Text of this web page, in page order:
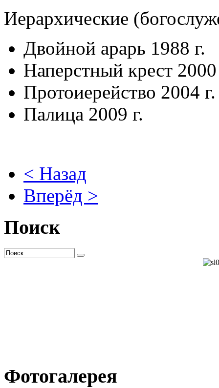
Иерархические
Двойной арарь 1988 г.
Наперстный крест 2000
Протоиерейство 2004 г.
Палица 2009 г.
< Назад
Вперёд >
Поиск
Фотогалерея